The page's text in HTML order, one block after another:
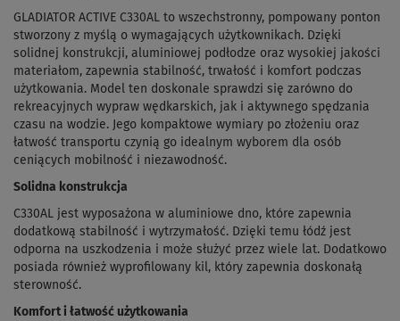
GLADIATOR ACTIVE C330AL to wszechstronny, pompowany ponton
stworzony z myślą o wymagających użytkownikach. Dzięki
solidnej konstrukcji, aluminiowej podłodze oraz wysokiej jakości
materiałom, zapewnia stabilność, trwałość i komfort podczas
użytkowania. Model ten doskonale sprawdzi się zarówno do
rekreacyjnych wypraw wędkarskich, jak i aktywnego spędzania
czasu na wodzie. Jego kompaktowe wymiary po złożeniu oraz
łatwość transportu czynią go idealnym wyborem dla osób
ceniących mobilność i niezawodność.
Solidna konstrukcja
C330AL jest wyposażona w aluminiowe dno, które zapewnia
dodatkową stabilność i wytrzymałość. Dzięki temu łódź jest
odporna na uszkodzenia i może służyć przez wiele lat. Dodatkowo
posiada również wyprofilowany kil, który zapewnia doskonałą
sterowność.
Komfort i łatwość użytkowania